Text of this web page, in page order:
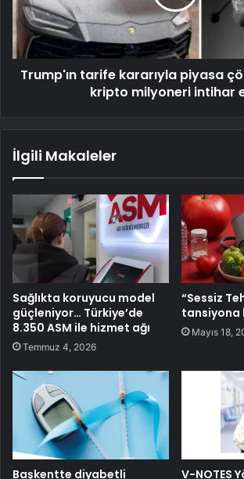
Trump'ın tarife kararıyla piyasa
kripto milyoneri intihar
İlgili Makaleler
Sağlıkta koruyucu model
güçleniyor… Türkiye’de
8.350 ASM ile hizmet ağı
Temmuz 4, 2026
“Sessiz
tansiyona
Mayıs 18,
Başkentte diyabetli V-NOTES